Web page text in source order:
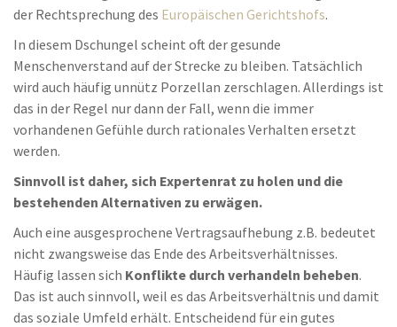
der Rechtsprechung des Europäischen Gerichtshofs.
In diesem Dschungel scheint oft der gesunde
Menschenverstand auf der Strecke zu bleiben. Tatsächlich
wird auch häufig unnütz Porzellan zerschlagen. Allerdings ist
das in der Regel nur dann der Fall, wenn die immer
vorhandenen Gefühle durch rationales Verhalten ersetzt
werden.
Sinnvoll ist daher, sich Expertenrat zu holen und die
bestehenden Alternativen zu erwägen.
Auch eine ausgesprochene Vertragsaufhebung z.B. bedeutet
nicht zwangsweise das Ende des Arbeitsverhältnisses.
Häufig lassen sich Konflikte durch verhandeln beheben.
Das ist auch sinnvoll, weil es das Arbeitsverhältnis und damit
das soziale Umfeld erhält. Entscheidend für ein gutes